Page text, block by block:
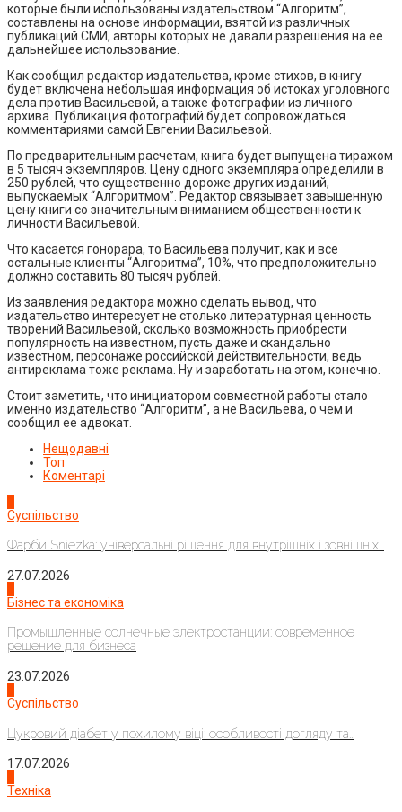
которые были использованы издательством “Алгоритм”,
составлены на основе информации, взятой из различных
публикаций СМИ, авторы которых не давали разрешения на ее
дальнейшее использование.
Как сообщил редактор издательства, кроме стихов, в книгу
будет включена небольшая информация об истоках уголовного
дела против Васильевой, а также фотографии из личного
архива. Публикация фотографий будет сопровождаться
комментариями самой Евгении Васильевой.
По предварительным расчетам, книга будет выпущена тиражом
в 5 тысяч экземпляров. Цену одного экземпляра определили в
250 рублей, что существенно дороже других изданий,
выпускаемых “Алгоритмом”. Редактор связывает завышенную
цену книги со значительным вниманием общественности к
личности Васильевой.
Что касается гонорара, то Васильева получит, как и все
остальные клиенты “Алгоритма”, 10%, что предположительно
должно составить 80 тысяч рублей.
Из заявления редактора можно сделать вывод, что
издательство интересует не столько литературная ценность
творений Васильевой, сколько возможность приобрести
популярность на известном, пусть даже и скандально
известном, персонаже российской действительности, ведь
антиреклама тоже реклама. Ну и заработать на этом, конечно.
Стоит заметить, что инициатором совместной работы стало
именно издательство “Алгоритм”, а не Васильева, о чем и
сообщил ее адвокат.
Нещодавні
Топ
Коментарі
Суспільство
Фарби Sniezka: універсальні рішення для внутрішніх і зовнішніх...
27.07.2026
Бізнес та економіка
Промышленные солнечные электростанции: современное
решение для бизнеса
23.07.2026
Суспільство
Цукровий діабет у похилому віці: особливості догляду та...
17.07.2026
Техніка